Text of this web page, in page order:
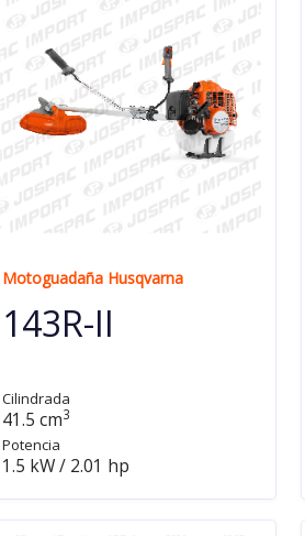
Motoguadaña Husqvarna
143R-II
Cilindrada
41.5 cm3
Potencia
1.5 kW / 2.01 hp